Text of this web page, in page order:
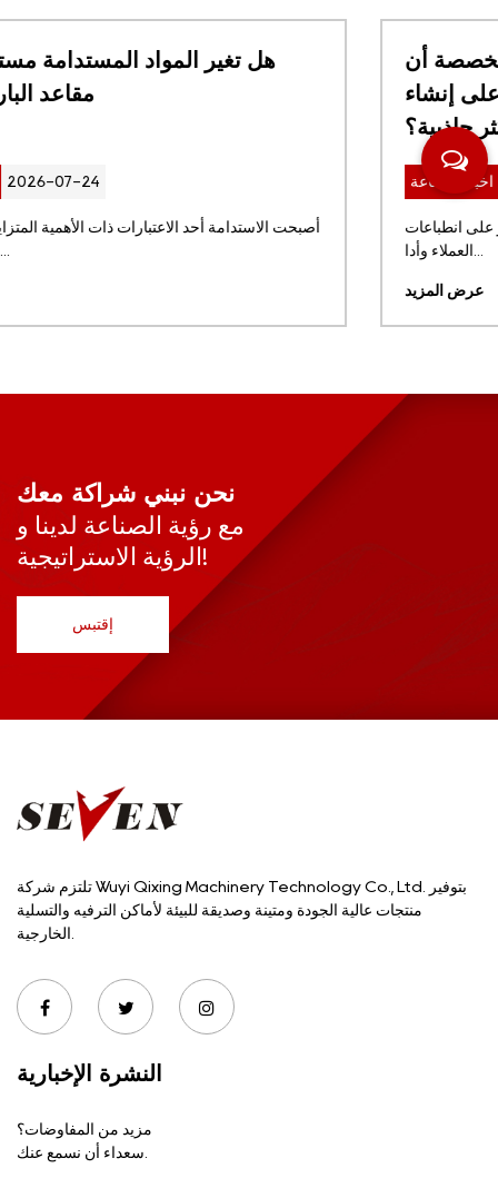
كيف يمكن لمقاعد البار التجارية المخصصة أن
تساعد العلامات التجارية للضيافة على إنشاء
اخبار الصناعة
أصبحت التصميمات الداخلية التجارية عاملاً مهمًا يؤثر على انطباعات
نحن نبني شراكة معك
مع رؤية الصناعة لدينا و
الرؤية الاستراتيجية!
إقتبس
تلتزم شركة Wuyi Qixing Machinery Technology Co., Ltd. بتوفير
منتجات عالية الجودة ومتينة وصديقة للبيئة لأماكن الترفيه والتسلية
النشرة الإخبارية
مزيد من المفاوضات؟